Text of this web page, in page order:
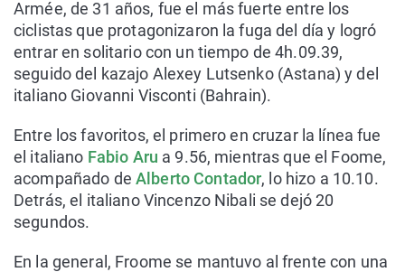
Armée, de 31 años, fue el más fuerte entre los
ciclistas que protagonizaron la fuga del día y logró
entrar en solitario con un tiempo de 4h.09.39,
seguido del kazajo Alexey Lutsenko (Astana) y del
italiano Giovanni Visconti (Bahrain).
Entre los favoritos, el primero en cruzar la línea fue
el italiano Fabio Aru a 9.56, mientras que el Foome,
acompañado de Alberto Contador, lo hizo a 10.10.
Detrás, el italiano Vincenzo Nibali se dejó 20
segundos.
En la general, Froome se mantuvo al frente con una